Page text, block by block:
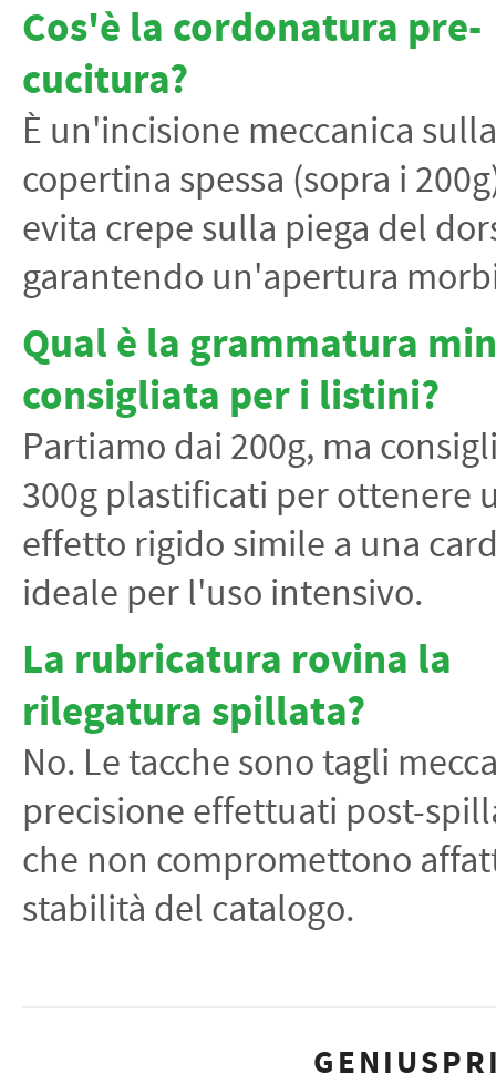
Cos'è la cordonatura pre-
cucitura?
È un'incisione meccanica sulla
copertina spessa (sopra i
evita crepe sulla piega del
garantendo un'apertura
Qual è la grammatura
consigliata per i listini?
Partiamo dai 200g, ma
300g plastificati per ottenere
effetto rigido simile a una
ideale per l'uso intensivo.
La rubricatura rovina la
rilegatura spillata?
No. Le tacche sono tagli
precisione effettuati post-
che non compromettono
stabilità del catalogo.